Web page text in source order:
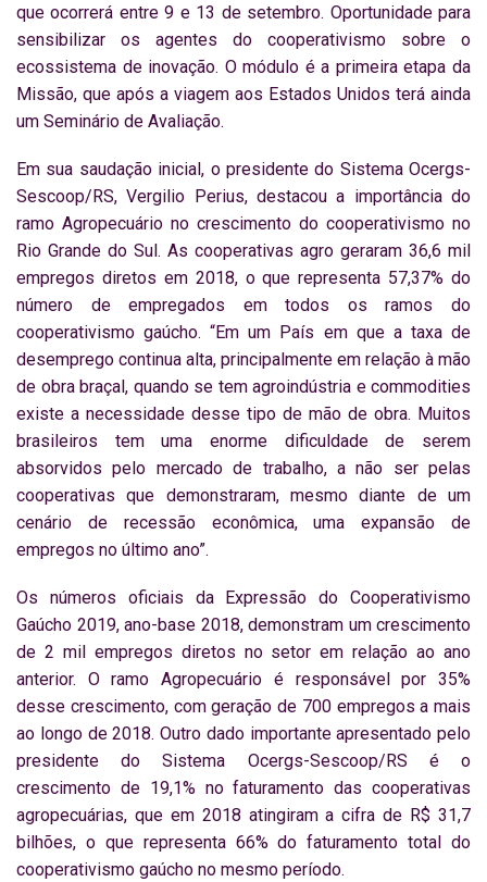
que ocorrerá entre 9 e 13 de setembro. Oportunidade para
sensibilizar os agentes do cooperativismo sobre o
ecossistema de inovação. O módulo é a primeira etapa da
Missão, que após a viagem aos Estados Unidos terá ainda
um Seminário de Avaliação.
Em sua saudação inicial, o presidente do Sistema Ocergs-
Sescoop/RS, Vergilio Perius, destacou a importância do
ramo Agropecuário no crescimento do cooperativismo no
Rio Grande do Sul. As cooperativas agro geraram 36,6 mil
empregos diretos em 2018, o que representa 57,37% do
número de empregados em todos os ramos do
cooperativismo gaúcho. “Em um País em que a taxa de
desemprego continua alta, principalmente em relação à mão
de obra braçal, quando se tem agroindústria e commodities
existe a necessidade desse tipo de mão de obra. Muitos
brasileiros tem uma enorme dificuldade de serem
absorvidos pelo mercado de trabalho, a não ser pelas
cooperativas que demonstraram, mesmo diante de um
cenário de recessão econômica, uma expansão de
empregos no último ano”.
Os números oficiais da Expressão do Cooperativismo
Gaúcho 2019, ano-base 2018, demonstram um crescimento
de 2 mil empregos diretos no setor em relação ao ano
anterior. O ramo Agropecuário é responsável por 35%
desse crescimento, com geração de 700 empregos a mais
ao longo de 2018. Outro dado importante apresentado pelo
presidente do Sistema Ocergs-Sescoop/RS é o
crescimento de 19,1% no faturamento das cooperativas
agropecuárias, que em 2018 atingiram a cifra de R$ 31,7
bilhões, o que representa 66% do faturamento total do
cooperativismo gaúcho no mesmo período.